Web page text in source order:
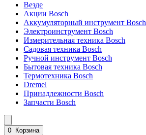
Везде
Акции Bosch
Аккумуляторный инструмент Bosch
Электроинструмент Bosch
Измерительная техника Bosch
Садовая техника Bosch
Ручной инструмент Bosch
Бытовая техника Bosch
Термотехника Bosch
Dremel
Принадлежности Bosch
Запчасти Bosch
0 Корзина